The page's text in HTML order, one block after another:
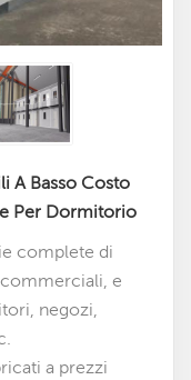
A Basso Costo
Per Dormitorio
complete di
e
negozi,
a prezzi